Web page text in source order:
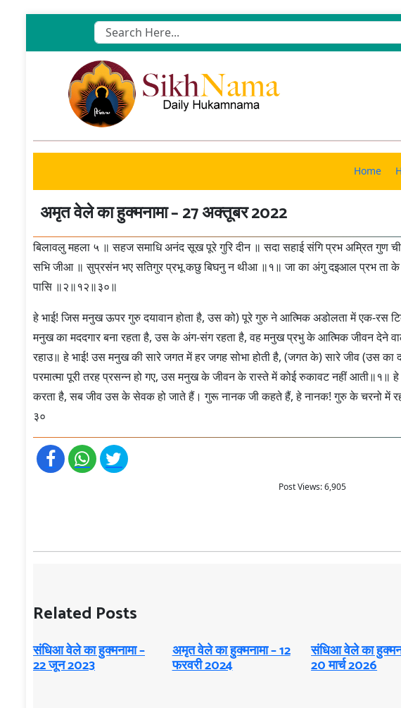
content
Home
अमृत ​​वेले का हुक्मनामा – 27 अक्तूबर 2022
बिलावलु महला ५ ॥ सहज समाधि अनंद सूख पूरे गुरि दीन ॥ सदा सहाई संगि प्रभ अम्रित गुण
सभि जीआ ॥ सुप्रसंन भए सतिगुर प्रभू कछु बिघनु न थीआ ॥१॥ जा का अंगु दइआल प्रभ ता
पासि ॥२॥१२॥३०॥
हे भाई! जिस मनुख ऊपर गुरु दयावान होता है, उस को) पूरे गुरु ने आत्मिक अडोलता में एक-रस
मनुख का मददगार बना रहता है, उस के अंग-संग रहता है, वह मनुख प्रभु के आत्मिक जीवन देने
रहाउ॥ हे भाई! उस मनुख की सारे जगत में हर जगह सोभा होती है, (जगत के) सारे जीव (उस
परमात्मा पूरी तरह प्रसन्न हो गए, उस मनुख के जीवन के रास्ते में कोई रुकावट नहीं आती॥१॥
करता है, सब जीव उस के सेवक हो जाते हैं। गुरू नानक जी कहते हैं, हे नानक! गुरु के चरनो में
३०
Post Views:6,905
Related Posts
संधिआ वेले का हुक्मनामा –
22 जून 2023
अमृत ​​वेले का हुक्मनामा – 12
फरवरी 2024
संधिआ ​​वेले का
20 मार्च 2026